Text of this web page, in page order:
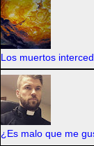
Los muertos
¿Es malo que me